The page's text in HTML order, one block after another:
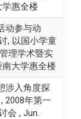
学惠全楼
动参与动
, 以国小学童
理学术暨实
南大学惠全楼
涉入角度探
2008年第一
会 , Jun.